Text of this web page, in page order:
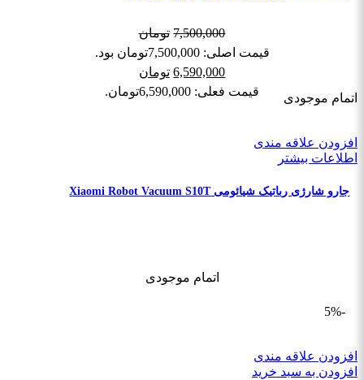
7,500,000 تومان
قیمت اصلی: 7,500,000تومان بود.
6,590,000 تومان
قیمت فعلی: 6,590,000تومان.
اتمام موجودی
افزودن علاقه مندی
اطلاعات بیشتر
جارو شارژی رباتیک شیائومی Xiaomi Robot Vacuum S10T
اتمام موجودی
-5%
افزودن علاقه مندی
افزودن به سبد خرید